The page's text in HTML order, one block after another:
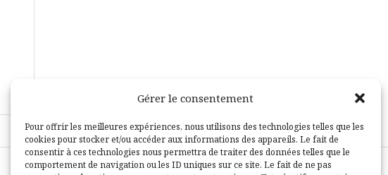
Gérer le consentement
Pour offrir les meilleures expériences, nous utilisons des technologies telles que les
cookies pour stocker et/ou accéder aux informations des appareils. Le fait de
consentir à ces technologies nous permettra de traiter des données telles que le
comportement de navigation ou les ID uniques sur ce site. Le fait de ne pas